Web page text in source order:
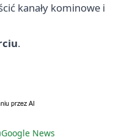
kanały kominowe i
.
Google News